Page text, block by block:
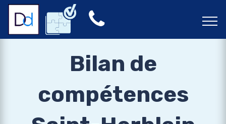
Bilan de
compétences